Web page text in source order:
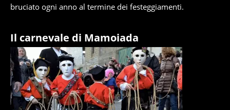
bruciato ogni anno al termine dei festeggiamenti.
Il carnevale di Mamoiada